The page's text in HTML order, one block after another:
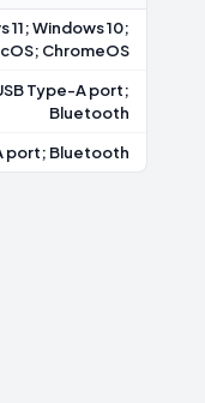
11; Windows 10;
ChromeOS
Type-A port;
Bluetooth
port; Bluetooth